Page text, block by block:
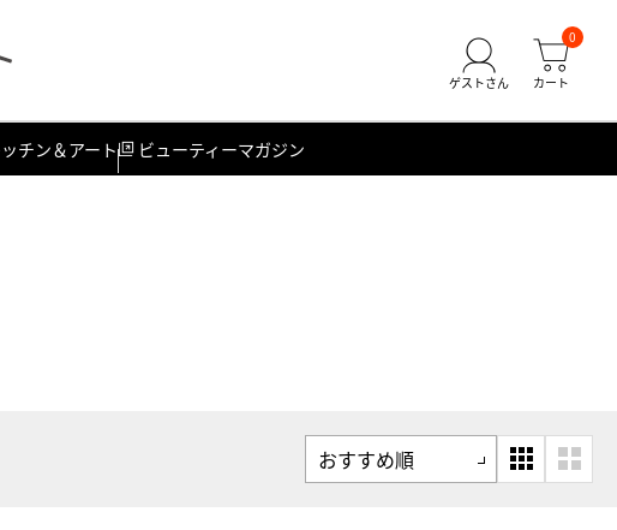
0
チン＆アート ビューティーマガジン